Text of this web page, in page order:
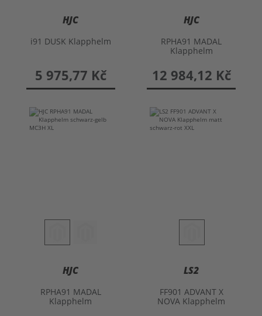
HJC
i91 DUSK Klapphelm
5 975,77 Kč
HJC
RPHA91 MADAL
Klapphelm
12 984,12 Kč
HJC
RPHA91 MADAL
Klapphelm
LS2
FF901 ADVANT X
NOVA Klapphelm